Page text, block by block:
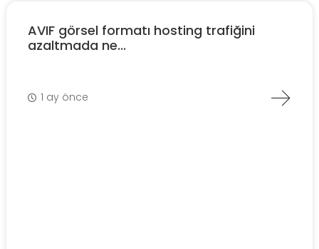
AVIF görsel formatı hosting trafiğini
azaltmada ne...
1 ay önce